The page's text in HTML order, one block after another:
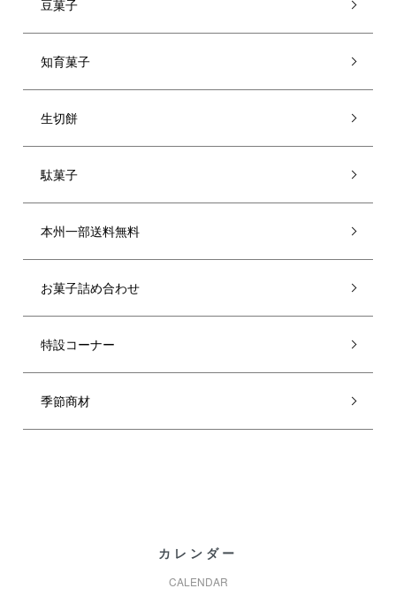
豆菓子
知育菓子
生切餅
駄菓子
本州一部送料無料
お菓子詰め合わせ
特設コーナー
季節商材
カレンダー
CALENDAR